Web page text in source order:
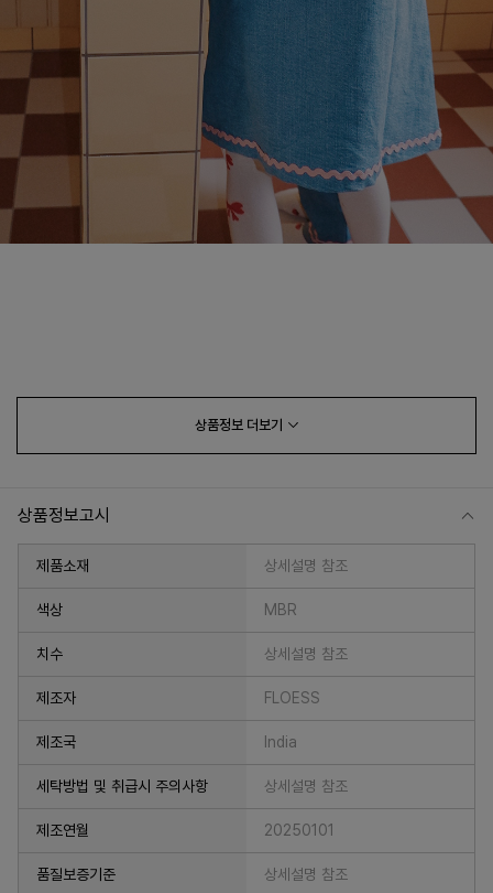
상품정보 더보기
상품정보고시
제품소재 상세설명 참조
색상 MBR
치수 상세설명 참조
제조자 FLOESS
제조국 India
세탁방법 및 취급시 주의사항 상세설명 참조
제조연월 20250101
품질보증기준 상세설명 참조